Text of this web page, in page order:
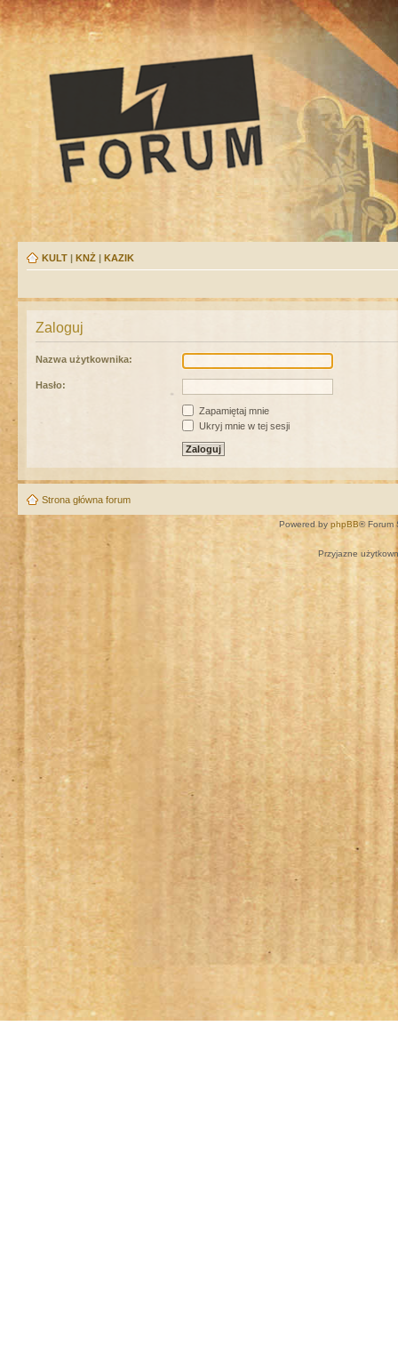
KULT | KNŻ | KAZIK
Zaloguj
Nazwa użytkownika:
Hasło:
Zapamiętaj mnie
Ukryj mnie w tej sesji
Strona główna forum
Powered by phpBB® Forum
Przyjazne